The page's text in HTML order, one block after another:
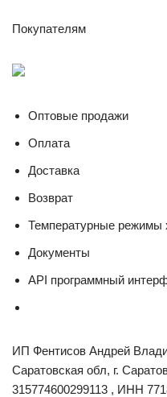
Покупателям
Оптовые продажи
Оплата
Доставка
Возврат
Температурные режимы
Документы
API программный
ИП Фентисов Андрей
Саратовская обл, г.
315774600299113 , ИНН